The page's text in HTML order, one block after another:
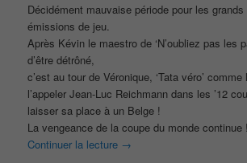
Décidément mauvaise période pour les
émissions de jeu.
Après Kévin le maestro de ‘N’oubliez pas les
d’être détrôné,
c’est au tour de Véronique, ‘Tata véro’ comme
l’appeler Jean-Luc Reichmann dans les ’12
laisser sa place à un Belge !
La vengeance de la coupe du monde continue !
Continuer la lecture →